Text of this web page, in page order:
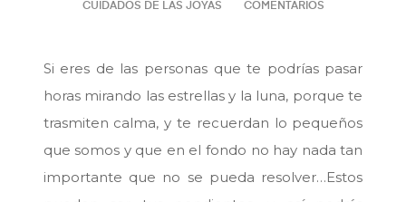
CUIDADOS DE LAS JOYAS COMENTARIOS
Si eres de las personas que te podrías pasar
horas mirando las estrellas y la luna, porque te
trasmiten calma, y te recuerdan lo pequeños
que somos y que en el fondo no hay nada tan
importante que no se pueda resolver…Estos